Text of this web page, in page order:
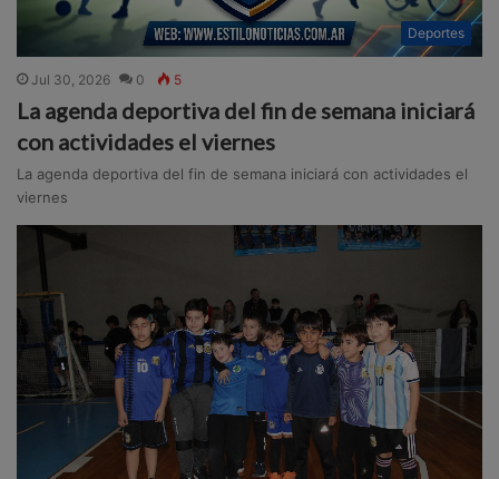
Deportes
Jul 30, 2026 0 5
La agenda deportiva del fin de semana iniciará
con actividades el viernes
La agenda deportiva del fin de semana iniciará con actividades el
viernes